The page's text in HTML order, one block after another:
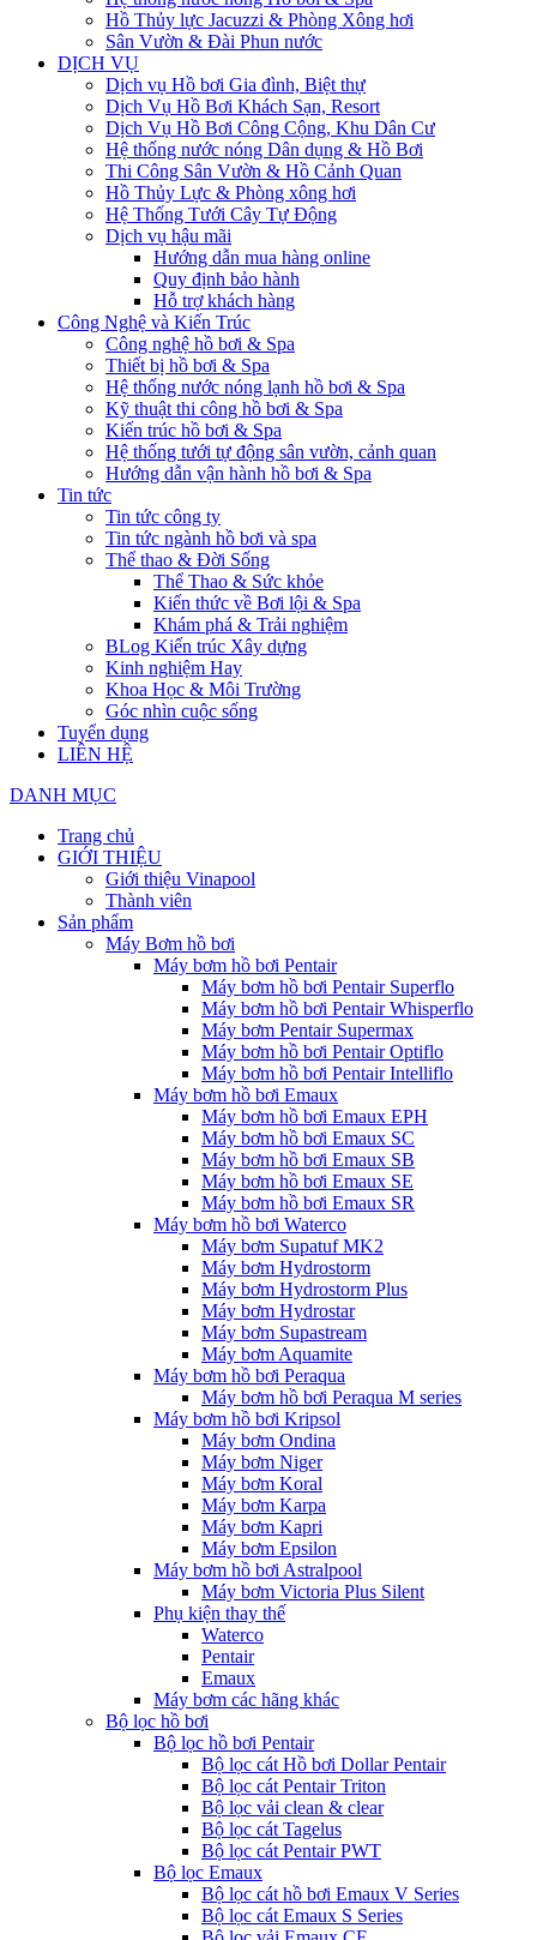
Hồ Thủy lực Jacuzzi & Phòng Xông hơi
Sân Vườn & Đài Phun nước
DỊCH VỤ
Dịch vụ Hồ bơi Gia đình, Biệt thự
Dịch Vụ Hồ Bơi Khách Sạn, Resort
Dịch Vụ Hồ Bơi Công Cộng, Khu Dân Cư
Hệ thống nước nóng Dân dụng & Hồ Bơi
Thi Công Sân Vườn & Hồ Cảnh Quan
Hồ Thủy Lực & Phòng xông hơi
Hệ Thống Tưới Cây Tự Động
Dịch vụ hậu mãi
Hướng dẫn mua hàng online
Quy định bảo hành
Hỗ trợ khách hàng
Công Nghệ và Kiến Trúc
Công nghệ hồ bơi & Spa
Thiết bị hồ bơi & Spa
Hệ thống nước nóng lạnh hồ bơi & Spa
Kỹ thuật thi công hồ bơi & Spa
Kiến trúc hồ bơi & Spa
Hệ thống tưới tự động sân vườn, cảnh quan
Hướng dẫn vận hành hồ bơi & Spa
Tin tức
Tin tức công ty
Tin tức ngành hồ bơi và spa
Thể thao & Đời Sống
Thể Thao & Sức khỏe
Kiến thức về Bơi lội & Spa
Khám phá & Trải nghiệm
BLog Kiến trúc Xây dựng
Kinh nghiệm Hay
Khoa Học & Môi Trường
Góc nhìn cuộc sống
Tuyển dụng
LIÊN HỆ
DANH MỤC
Trang chủ
GIỚI THIỆU
Giới thiệu Vinapool
Thành viên
Sản phẩm
Máy Bơm hồ bơi
Máy bơm hồ bơi Pentair
Máy bơm hồ bơi Pentair Superflo
Máy bơm hồ bơi Pentair Whisperflo
Máy bơm Pentair Supermax
Máy bơm hồ bơi Pentair Optiflo
Máy bơm hồ bơi Pentair Intelliflo
Máy bơm hồ bơi Emaux
Máy bơm hồ bơi Emaux EPH
Máy bơm hồ bơi Emaux SC
Máy bơm hồ bơi Emaux SB
Máy bơm hồ bơi Emaux SE
Máy bơm hồ bơi Emaux SR
Máy bơm hồ bơi Waterco
Máy bơm Supatuf MK2
Máy bơm Hydrostorm
Máy bơm Hydrostorm Plus
Máy bơm Hydrostar
Máy bơm Supastream
Máy bơm Aquamite
Máy bơm hồ bơi Peraqua
Máy bơm hồ bơi Peraqua M series
Máy bơm hồ bơi Kripsol
Máy bơm Ondina
Máy bơm Niger
Máy bơm Koral
Máy bơm Karpa
Máy bơm Kapri
Máy bơm Epsilon
Máy bơm hồ bơi Astralpool
Máy bơm Victoria Plus Silent
Phụ kiện thay thế
Waterco
Pentair
Emaux
Máy bơm các hãng khác
Bộ lọc hồ bơi
Bộ lọc hồ bơi Pentair
Bộ lọc cát Hồ bơi Dollar Pentair
Bộ lọc cát Pentair Triton
Bộ lọc vải clean & clear
Bộ lọc cát Tagelus
Bộ lọc cát Pentair PWT
Bộ lọc Emaux
Bộ lọc cát hồ bơi Emaux V Series
Bộ lọc cát Emaux S Series